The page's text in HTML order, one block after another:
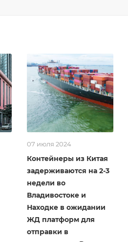
07 июля 2024
Контейнеры из Китая
задерживаются на 2-3
недели во
Владивостоке и
Находке в ожидании
ЖД платформ для
отправки в